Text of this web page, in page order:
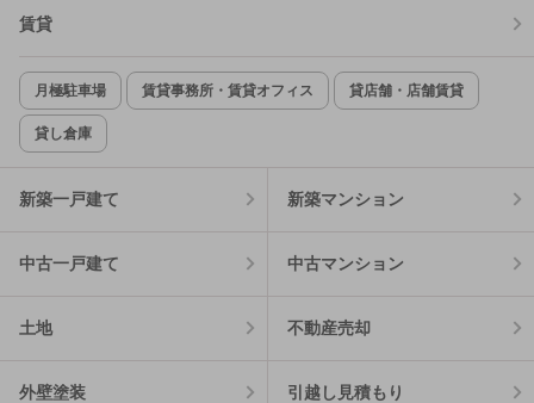
賃貸
月極駐車場 賃貸事務所・賃貸オフィス 貸店舗・店舗賃貸
貸し倉庫
新築一戸建て 新築マンション
中古一戸建て 中古マンション
土地 不動産売却
外壁塗装 引越し見積もり